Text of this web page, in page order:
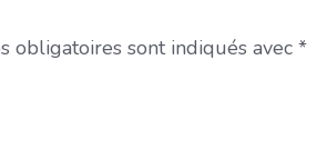
obligatoires sont indiqués avec *